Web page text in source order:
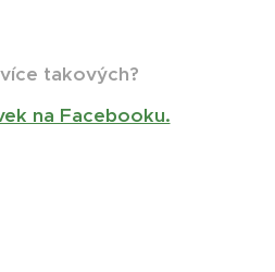
takových?
na Facebooku.